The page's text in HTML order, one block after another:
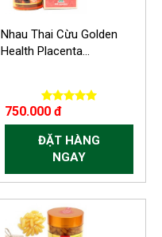
Nhau Thai Cừu Golden
Health Placenta...
750.000 đ
ĐẶT HÀNG
NGAY